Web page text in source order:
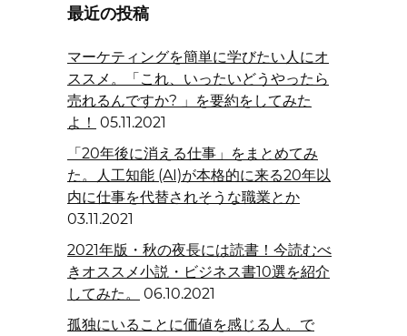
最近の投稿
マーケティングを簡単に学びたい人にオ
ススメ。「これ、いったいどうやったら
売れるんですか? 」を要約をしてみた
よ！ 05.11.2021
「20年後に消える仕事」をまとめてみ
た。人工知能 (AI)が本格的に来る20年以
内に仕事を代替されそうな職業とか
03.11.2021
2021年版・秋の夜長には読書！今読むべ
きオススメ小説・ビジネス書10選を紹介
してみた。
06.10.2021
孤独にいることに価値を感じる人。で